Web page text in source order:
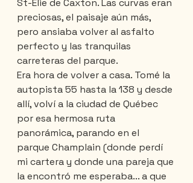
St-Élie de Caxton. Las curvas eran
preciosas, el paisaje aún más,
pero ansiaba volver al asfalto
perfecto y las tranquilas
carreteras del parque.
Era hora de volver a casa. Tomé la
autopista 55 hasta la 138 y desde
allí, volví a la ciudad de Québec
por esa hermosa ruta
panorámica, parando en el
parque Champlain (donde perdí
mi cartera y donde una pareja que
la encontró me esperaba... a que